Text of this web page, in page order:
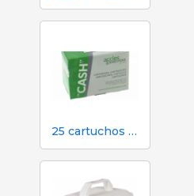
25 cartuchos verdes calibre para atordoamento em dinheiro no matadouro